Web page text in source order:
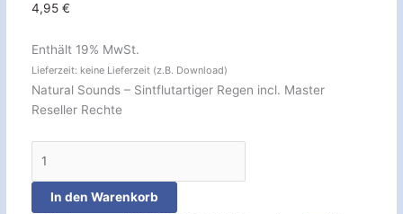
4,95 €
Enthält 19% MwSt.
Lieferzeit: keine Lieferzeit (z.B. Download)
Natural Sounds – Sintflutartiger Regen incl. Master
Reseller Rechte
In den Warenkorb